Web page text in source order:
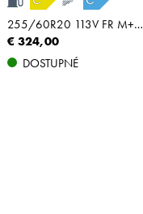
255/60R20 113V FR M+S XL
€ 324,00
DOSTUPNÉ